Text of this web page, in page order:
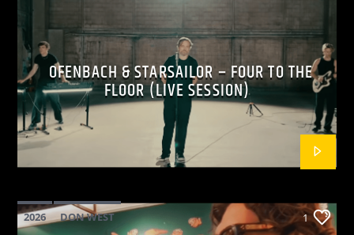
OFENBACH & STARSAILOR – FOUR TO THE
FLOOR (LIVE SESSION)
2026
DON WEST
1